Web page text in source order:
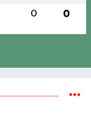
0 0